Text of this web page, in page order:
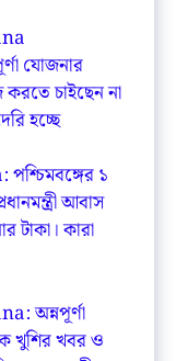
যোজনার
চাইছেন না
হচ্ছে
১
আবাস
টাকা। কারা
অন্নপূর্ণা
খুশির খবর ও